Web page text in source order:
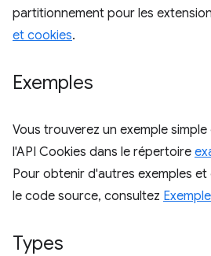
partitionnement pour les
et cookies.
Exemples
Vous trouverez un exemple
l'API Cookies dans le répertoire
Pour obtenir d'autres exemples
le code source, consultez
Types